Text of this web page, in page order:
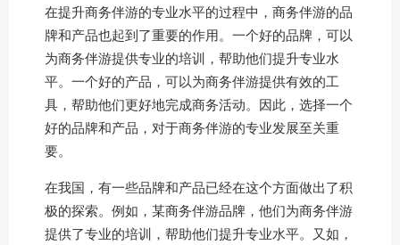
在提升商务伴游的专业水平的过程中，商务伴游的品
牌和产品也起到了重要的作用。一个好的品牌，可以
为商务伴游提供专业的培训，帮助他们提升专业水
平。一个好的产品，可以为商务伴游提供有效的工
具，帮助他们更好地完成商务活动。因此，选择一个
好的品牌和产品，对于商务伴游的专业发展至关重
要。
在我国，有一些品牌和产品已经在这个方面做出了积
极的探索。例如，某商务伴游品牌，他们为商务伴游
提供了专业的培训，帮助他们提升专业水平。又如，